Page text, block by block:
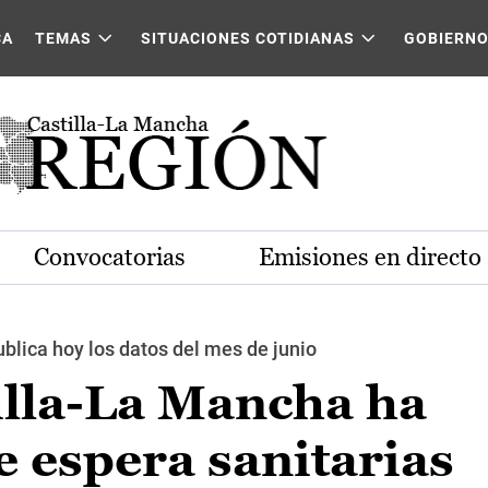
TEMAS SITUACIONES COTIDIANAS GOBIERNO
Convocatorias Emisiones en directo
hoy los datos del mes de junio
La Mancha ha
espera sanitarias